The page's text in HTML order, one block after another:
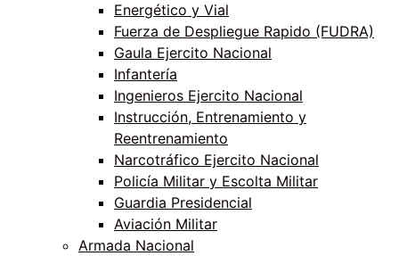
Energético y Vial
Fuerza de Despliegue Rapido (FUDRA)
Gaula Ejercito Nacional
Infantería
Ingenieros Ejercito Nacional
Instrucción, Entrenamiento y
Reentrenamiento
Narcotráfico Ejercito Nacional
Policía Militar y Escolta Militar
Guardia Presidencial
Aviación Militar
Armada Nacional